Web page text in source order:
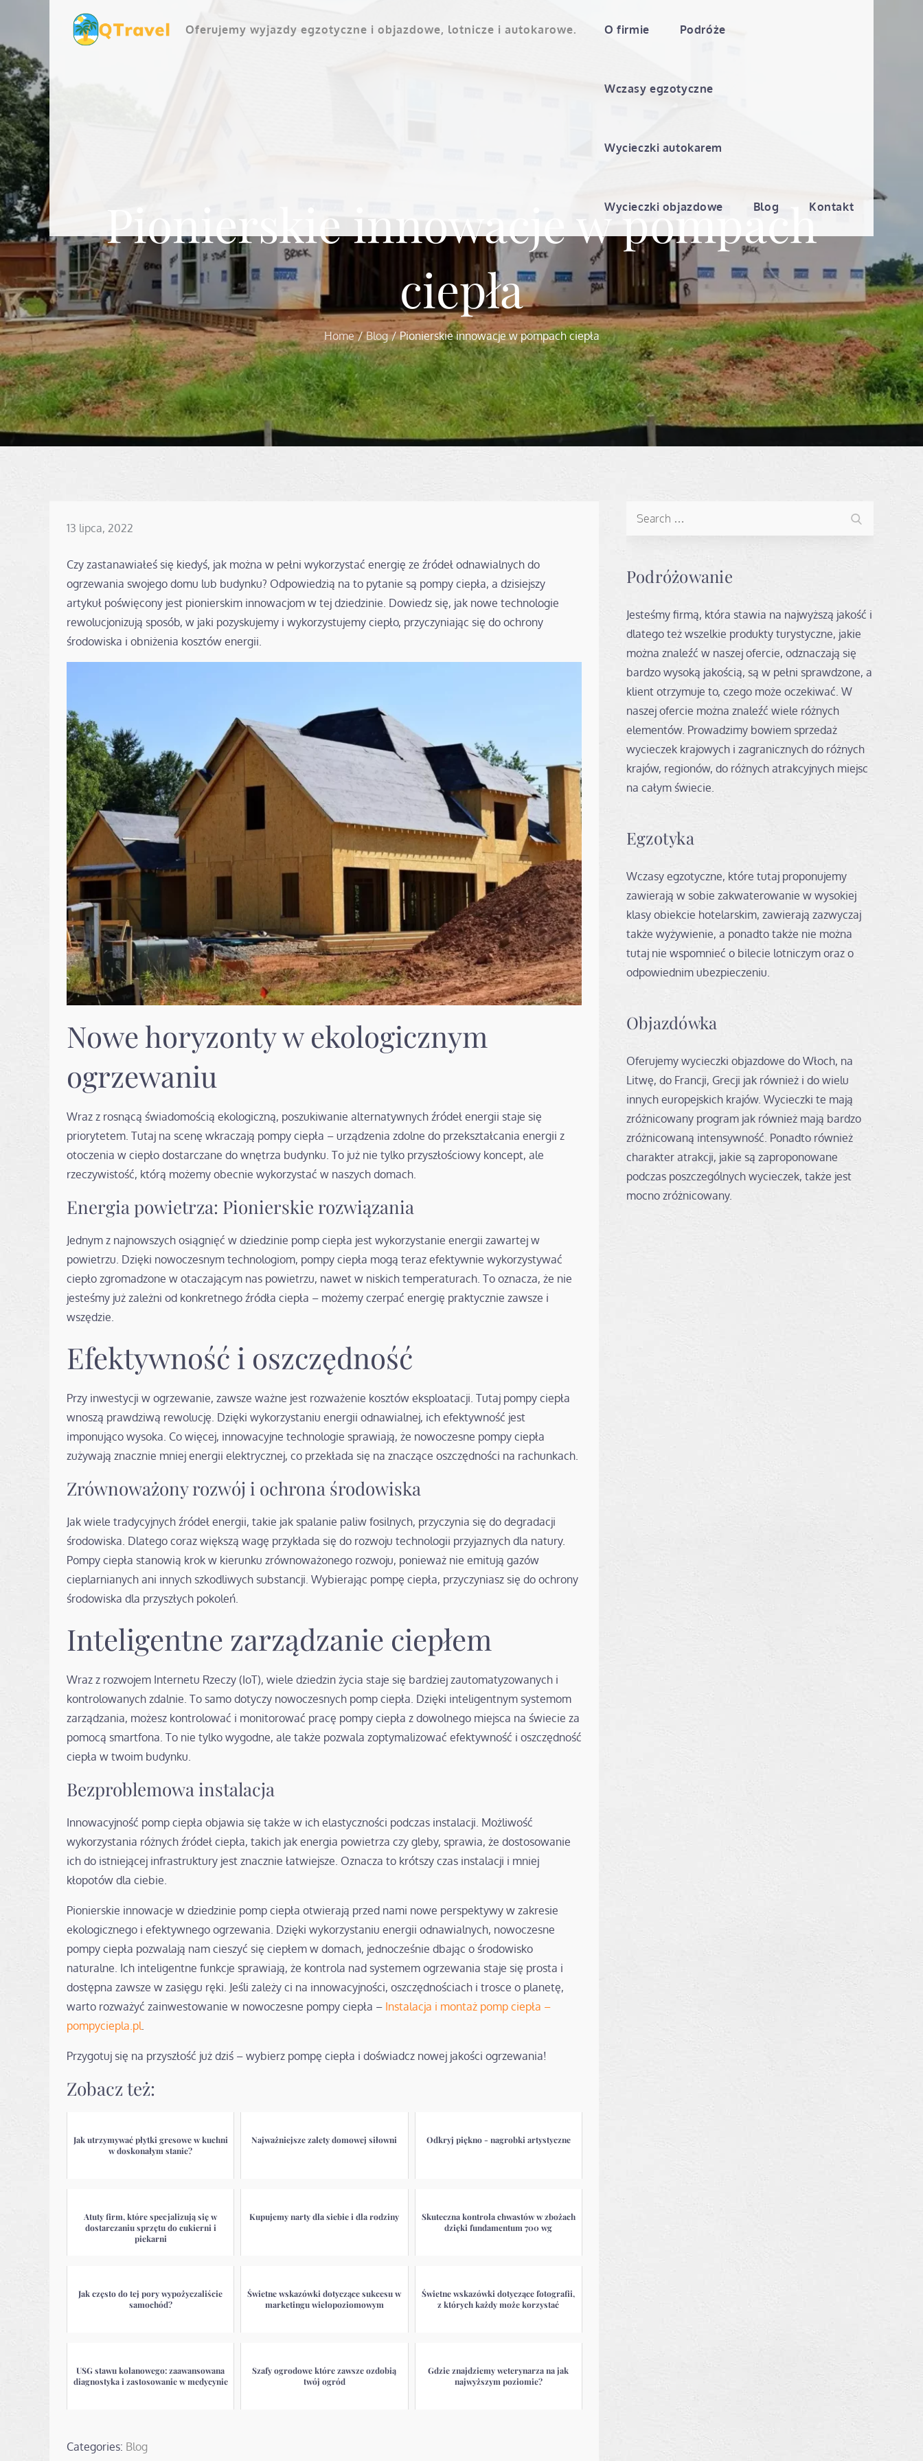
content
Oferujemy wyjazdy egzotyczne i objazdowe, lotnicze i autokarowe. O firmie Podróże
Wczasy egzotyczne
Wycieczki autokarem
Wycieczki objazdowe Blog Kontakt
Pionierskie innowacje w pompach
ciepła
Home Blog Pionierskie innowacje w pompach ciepła
Posted
13 lipca, 2022
Czy zastanawiałeś się kiedyś, jak można w pełni wykorzystać energię ze źródeł odnawialnych do
ogrzewania swojego domu lub budynku? Odpowiedzią na to pytanie są pompy ciepła, a dzisiejszy
artykuł poświęcony jest pionierskim innowacjom w tej dziedzinie. Dowiedz się, jak nowe technologie
rewolucjonizują sposób, w jaki pozyskujemy i wykorzystujemy ciepło, przyczyniając się do ochrony
środowiska i obniżenia kosztów energii.
Nowe horyzonty w ekologicznym
ogrzewaniu
Wraz z rosnącą świadomością ekologiczną, poszukiwanie alternatywnych źródeł energii staje się
priorytetem. Tutaj na scenę wkraczają pompy ciepła – urządzenia zdolne do przekształcania energii z
otoczenia w ciepło dostarczane do wnętrza budynku. To już nie tylko przyszłościowy koncept, ale
rzeczywistość, którą możemy obecnie wykorzystać w naszych domach.
Energia powietrza: Pionierskie rozwiązania
Jednym z najnowszych osiągnięć w dziedzinie pomp ciepła jest wykorzystanie energii zawartej w
powietrzu. Dzięki nowoczesnym technologiom, pompy ciepła mogą teraz efektywnie wykorzystywać
ciepło zgromadzone w otaczającym nas powietrzu, nawet w niskich temperaturach. To oznacza, że nie
jesteśmy już zależni od konkretnego źródła ciepła – możemy czerpać energię praktycznie zawsze i
wszędzie.
Efektywność i oszczędność
Przy inwestycji w ogrzewanie, zawsze ważne jest rozważenie kosztów eksploatacji. Tutaj pompy ciepła
wnoszą prawdziwą rewolucję. Dzięki wykorzystaniu energii odnawialnej, ich efektywność jest
imponująco wysoka. Co więcej, innowacyjne technologie sprawiają, że nowoczesne pompy ciepła
zużywają znacznie mniej energii elektrycznej, co przekłada się na znaczące oszczędności na rachunkach.
Zrównoważony rozwój i ochrona środowiska
Jak wiele tradycyjnych źródeł energii, takie jak spalanie paliw fosilnych, przyczynia się do degradacji
środowiska. Dlatego coraz większą wagę przykłada się do rozwoju technologii przyjaznych dla natury.
Pompy ciepła stanowią krok w kierunku zrównoważonego rozwoju, ponieważ nie emitują gazów
cieplarnianych ani innych szkodliwych substancji. Wybierając pompę ciepła, przyczyniasz się do ochrony
środowiska dla przyszłych pokoleń.
Inteligentne zarządzanie ciepłem
Wraz z rozwojem Internetu Rzeczy (IoT), wiele dziedzin życia staje się bardziej zautomatyzowanych i
kontrolowanych zdalnie. To samo dotyczy nowoczesnych pomp ciepła. Dzięki inteligentnym systemom
zarządzania, możesz kontrolować i monitorować pracę pompy ciepła z dowolnego miejsca na świecie za
pomocą smartfona. To nie tylko wygodne, ale także pozwala zoptymalizować efektywność i oszczędność
ciepła w twoim budynku.
Bezproblemowa instalacja
Innowacyjność pomp ciepła objawia się także w ich elastyczności podczas instalacji. Możliwość
wykorzystania różnych źródeł ciepła, takich jak energia powietrza czy gleby, sprawia, że dostosowanie
ich do istniejącej infrastruktury jest znacznie łatwiejsze. Oznacza to krótszy czas instalacji i mniej
kłopotów dla ciebie.
Pionierskie innowacje w dziedzinie pomp ciepła otwierają przed nami nowe perspektywy w zakresie
ekologicznego i efektywnego ogrzewania. Dzięki wykorzystaniu energii odnawialnych, nowoczesne
pompy ciepła pozwalają nam cieszyć się ciepłem w domach, jednocześnie dbając o środowisko
naturalne. Ich inteligentne funkcje sprawiają, że kontrola nad systemem ogrzewania staje się prosta i
dostępna zawsze w zasięgu ręki. Jeśli zależy ci na innowacyjności, oszczędnościach i trosce o planetę,
warto rozważyć zainwestowanie w nowoczesne pompy ciepła – Instalacja i montaż pomp ciepła –
pompyciepla.pl.
Przygotuj się na przyszłość już dziś – wybierz pompę ciepła i doświadcz nowej jakości ogrzewania!
Zobacz też:
Jak utrzymywać płytki gresowe w kuchni
w doskonałym stanie?
Najważniejsze zalety domowej siłowni Odkryj piękno - nagrobki artystyczne
Atuty firm, które specjalizują się w
dostarczaniu sprzętu do cukierni i
piekarni
Kupujemy narty dla siebie i dla rodziny
Skuteczna kontrola chwastów w zbożach
dzięki fundamentum 700 wg
Jak często do tej pory wypożyczaliście
samochód?
Świetne wskazówki dotyczące sukcesu w
marketingu wielopoziomowym
Świetne wskazówki dotyczące fotografii,
z których każdy może korzystać
USG stawu kolanowego: zaawansowana
diagnostyka i zastosowanie w medycynie
Szafy ogrodowe które zawsze ozdobią
twój ogród
Gdzie znajdziemy weterynarza na jak
najwyższym poziomie?
Categories: Blog
Podróżowanie
Jesteśmy firmą, która stawia na najwyższą jakość i
dlatego też wszelkie produkty turystyczne, jakie
można znaleźć w naszej ofercie, odznaczają się
bardzo wysoką jakością, są w pełni sprawdzone, a
klient otrzymuje to, czego może oczekiwać. W
naszej ofercie można znaleźć wiele różnych
elementów. Prowadzimy bowiem sprzedaż
wycieczek krajowych i zagranicznych do różnych
krajów, regionów, do różnych atrakcyjnych miejsc
na całym świecie.
Egzotyka
Wczasy egzotyczne, które tutaj proponujemy
zawierają w sobie zakwaterowanie w wysokiej
klasy obiekcie hotelarskim, zawierają zazwyczaj
także wyżywienie, a ponadto także nie można
tutaj nie wspomnieć o bilecie lotniczym oraz o
odpowiednim ubezpieczeniu.
Objazdówka
Oferujemy wycieczki objazdowe do Włoch, na
Litwę, do Francji, Grecji jak również i do wielu
innych europejskich krajów. Wycieczki te mają
zróżnicowany program jak również mają bardzo
zróżnicowaną intensywność. Ponadto również
charakter atrakcji, jakie są zaproponowane
podczas poszczególnych wycieczek, także jest
mocno zróżnicowany.